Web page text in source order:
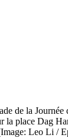
de la Journée
la place Dag
Leo Li /